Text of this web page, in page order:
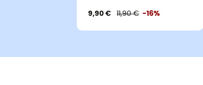
9,90 € 11,90 € -16%